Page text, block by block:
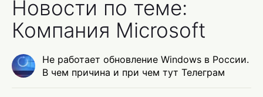
Новости по теме:
Компания Microsoft
Не работает обновление Windows в России.
В чем причина и при чем тут Телеграм